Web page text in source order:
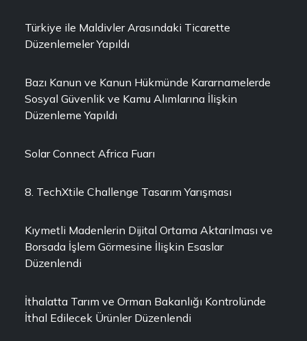
Türkiye ile Maldivler Arasındaki Ticarette
Düzenlemeler Yapıldı
Bazı Kanun ve Kanun Hükmünde Kararnamelerde
Sosyal Güvenlik ve Kamu Alımlarına İlişkin
Düzenleme Yapıldı
Solar Connect Africa Fuarı
8. TechXtile Challenge Tasarım Yarışması
Kıymetli Madenlerin Dijital Ortama Aktarılması ve
Borsada İşlem Görmesine İlişkin Esaslar
Düzenlendi
İthalatta Tarım ve Orman Bakanlığı Kontrolünde
İthal Edilecek Ürünler Düzenlendi